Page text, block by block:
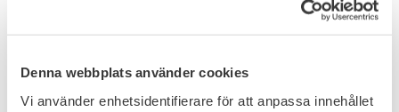
Denna webbplats använder cookies
Vi använder enhetsidentifierare för att anpassa innehållet
Do not use petrol/acetate/alcohol
Related products